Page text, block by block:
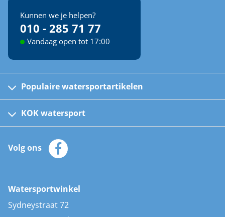
Kunnen we je helpen?
010 - 285 71 77
Vandaag open tot 17:00
Populaire watersportartikelen
Kinder reddingsvesten
Automatische reddingsvesten
Zeilkleding
Zonnepanelen
AIS transponders
Stootwillen en fenders
KOK watersport
Klantenservice
Merken
Volg ons
Watersportwinkel
Sydneystraat 72